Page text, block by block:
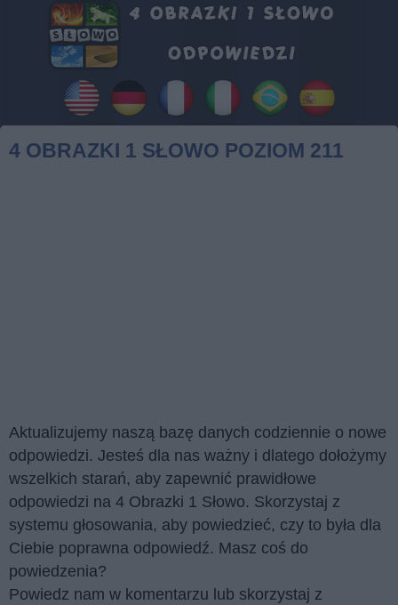
4 OBRAZKI 1 SŁOWO POZIOM 211
Aktualizujemy naszą bazę danych codziennie o nowe
odpowiedzi. Jesteś dla nas ważny i dlatego dołożymy
wszelkich starań, aby zapewnić prawidłowe
odpowiedzi na 4 Obrazki 1 Słowo. Skorzystaj z
systemu głosowania, aby powiedzieć, czy to była dla
Ciebie poprawna odpowiedź. Masz coś do
powiedzenia?
Powiedz nam w komentarzu lub skorzystaj z